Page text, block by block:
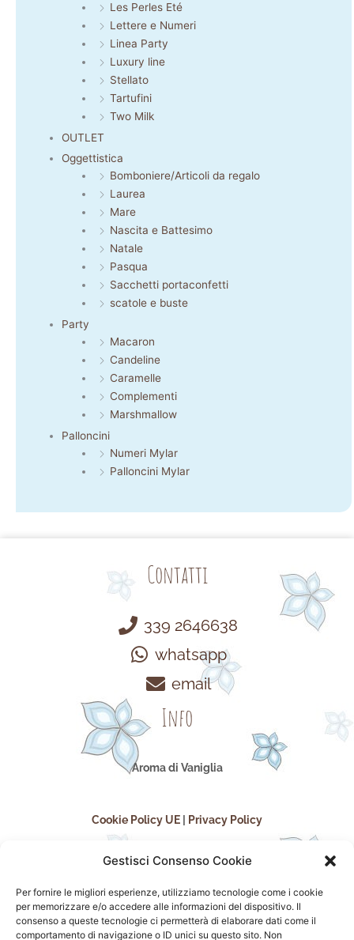
Gestisci Consenso Cookie
Per fornire le migliori esperienze, utilizziamo tecnologie come i cookie
per memorizzare e/o accedere alle informazioni del dispositivo. Il
consenso a queste tecnologie ci permetterà di elaborare dati come il
comportamento di navigazione o ID unici su questo sito. Non
Les Perles Eté
Lettere e Numeri
Linea Party
Luxury line
Stellato
Tartufini
Two Milk
OUTLET
Oggettistica
Bomboniere/Articoli da regalo
Laurea
Mare
Nascita e Battesimo
Natale
Pasqua
Sacchetti portaconfetti
scatole e buste
Party
Macaron
Candeline
Caramelle
Complementi
Marshmallow
Palloncini
Numeri Mylar
Palloncini Mylar
Contatti
339 2646638
whatsapp
email
Info
Aroma di Vaniglia
Cookie Policy UE Privacy Policy